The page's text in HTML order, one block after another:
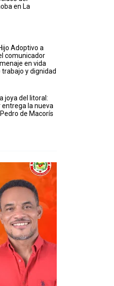
en La
Adoptivo a
comunicador
en vida
y dignidad
joya del litoral:
la nueva
de Macorís